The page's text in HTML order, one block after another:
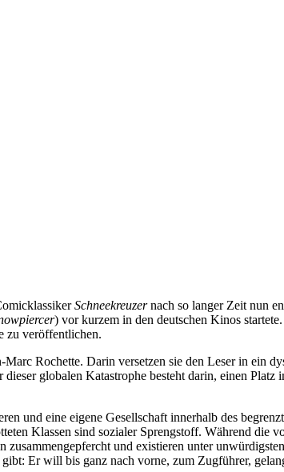
Schneekreuzernach so langer Zeit nun
) vor kurzem in den deutschen Kinos
zu veröffentlichen.
Rochette. Darin versetzen sie den Leser in ein
globalen Katastrophe besteht darin, einen Platz
und eine eigene Gesellschaft innerhalb des
Klassen sind sozialer Sprengstoff. Während die
und existieren unter
Er will bis ganz nach vorne, zum Zugführer,